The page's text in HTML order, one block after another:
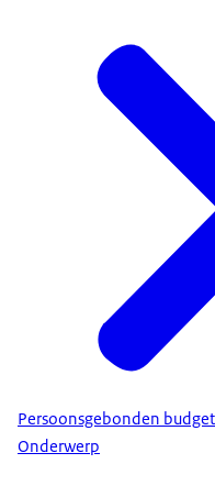
Persoonsgebonden
Onderwerp